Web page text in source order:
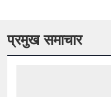
प्रमुख समाचार